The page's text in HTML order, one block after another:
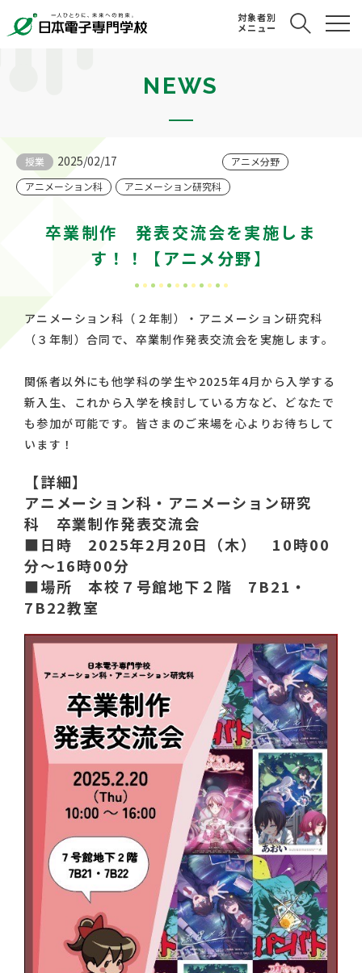
対象者別
メニュー
NEWS
授業 2025/02/17
アニメ分野
アニメーション科
アニメーション研究科
卒業制作 発表交流会を実施しま
す！！【アニメ分野】
アニメーション科（２年制）・アニメーション研究科
（３年制）合同で、卒業制作発表交流会を実施します。
関係者以外にも他学科の学生や2025年4月から入学する
新入生、これから入学を検討している方など、どなたで
も参加が可能です。皆さまのご来場を心よりお待ちして
います！
【詳細】
アニメーション科・アニメーション研究
科 卒業制作発表交流会
■日時 2025年2月20日（木） 10時00
分～16時00分
■場所 本校７号館地下２階 7B21・
7B22教室